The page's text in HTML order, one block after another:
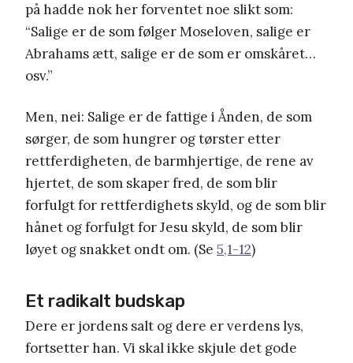
på hadde nok her forventet noe slikt som:
“Salige er de som følger Moseloven, salige er
Abrahams ætt, salige er de som er omskåret…
osv.”
Men, nei: Salige er de fattige i Ånden, de som
sørger, de som hungrer og tørster etter
rettferdigheten, de barmhjertige, de rene av
hjertet, de som skaper fred, de som blir
forfulgt for rettferdighets skyld, og de som blir
hånet og forfulgt for Jesu skyld, de som blir
løyet og snakket ondt om. (Se 5,1-12)
Et radikalt budskap
Dere er jordens salt og dere er verdens lys,
fortsetter han. Vi skal ikke skjule det gode